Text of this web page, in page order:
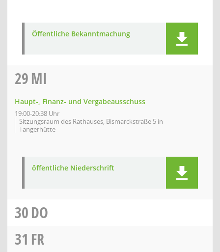
Öffentliche Bekanntmachung
29MI
Haupt-, Finanz- und Vergabeausschuss
19:00-20:38 Uhr
Sitzungsraum des Rathauses, Bismarckstraße 5 in
Tangerhütte
öffentliche Niederschrift
30DO
31 FR